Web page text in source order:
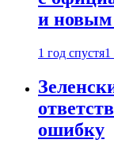
и
1 год спустя1
ошибку